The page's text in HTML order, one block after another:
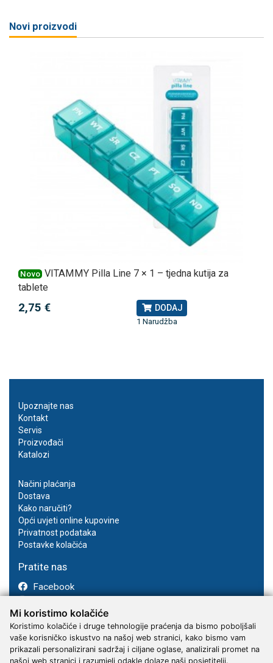
Mi koristimo kolačiće
Koristimo kolačiće i druge tehnologije praćenja da bismo poboljšali
vaše korisničko iskustvo na našoj web stranici, kako bismo vam
prikazali personalizirani sadržaj i ciljane oglase, analizirali promet na
našoj web stranici i razumjeli odakle dolaze naši posjetitelji.
Novi proizvodi
Novo VITAMMY Pilla Line 7 × 1 – tjedna kutija za
tablete
2,75 € DODAJ
1 Narudžba
Upoznajte nas
Kontakt
Servis
Proizvođači
Katalozi
Načini plaćanja
Dostava
Kako naručiti?
Opći uvjeti online kupovine
Privatnost podataka
Postavke kolačića
Pratite nas
Facebook
Youtube